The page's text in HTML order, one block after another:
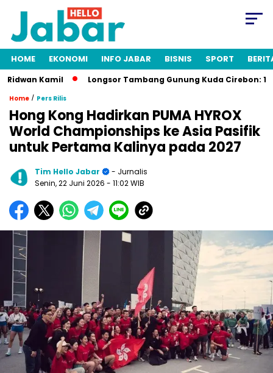
HOME EKONOMI INFO JABAR BISNIS SPORT
Kamil Longsor Tambang Gunung Kuda Cirebon: 19
Home / Pers Rilis
Hong Kong Hadirkan PUMA HYROX
World Championships ke Asia Pasifik
untuk Pertama Kalinya pada 2027
Tim Hello Jabar
- Jurnalis
Senin, 22 Juni 2026 - 11:02 WIB